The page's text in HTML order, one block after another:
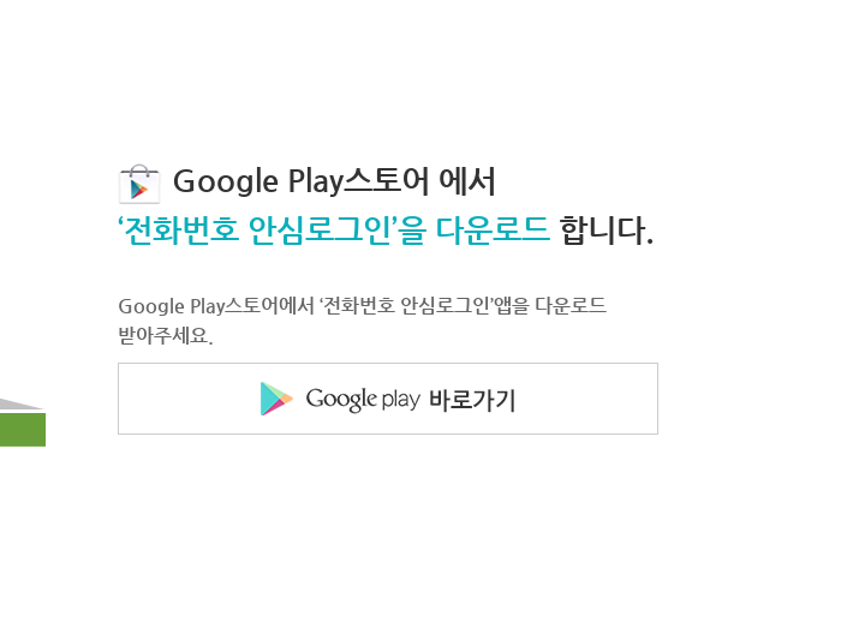
Google Play스토어 에서
‘전화번호 안심로그인’을 다운로드 합니다.
Google Play스토어에서 ‘전화번호 안심로그인’앱을 다운로드
받아주세요.